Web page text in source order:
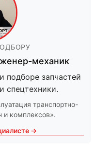
механик
подборе запчастей
спецтехники.
транспортно-
и комплексов».
→